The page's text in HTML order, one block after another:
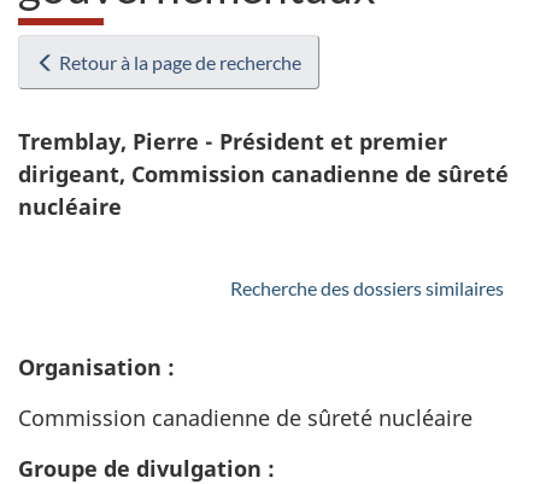
Retour à la page de recherche
Tremblay, Pierre - Président et premier
dirigeant, Commission canadienne de sûreté
nucléaire
Recherche des dossiers similaires
Organisation :
Commission canadienne de sûreté nucléaire
Groupe de divulgation :